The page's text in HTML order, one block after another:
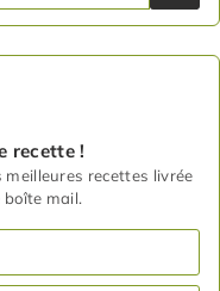
recette !
meilleures recettes livrée
mail.